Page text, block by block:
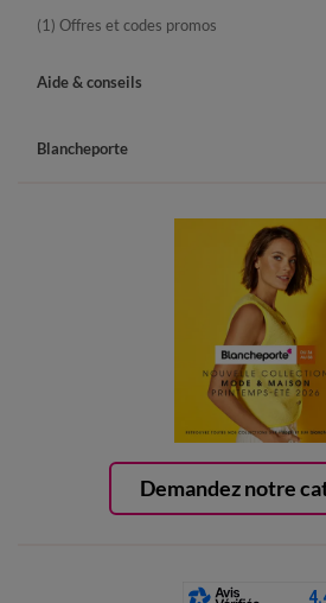
Demandez notre
(1) Offres et codes promos
Aide & conseils
Blancheporte